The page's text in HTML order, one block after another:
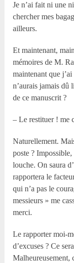
Je n’ai fait ni une
chercher mes
ailleurs.
Et maintenant,
mémoires de M.
maintenant que
n’aurais jamais dû
de ce manuscrit ?
– Le restituer ! me
Naturellement.
poste ?
louche. On saura
rapportera le
qui n’a pas le
messieurs » me
merci.
Le rapporter moi-
d’excuses ? Ce
Malheureusement,